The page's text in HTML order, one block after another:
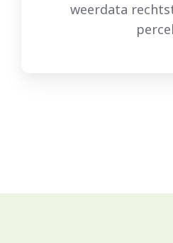
weerdata